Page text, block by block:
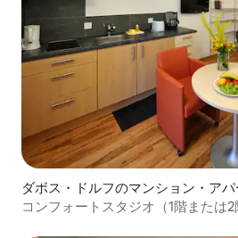
ダボス・ドルフのマンション・アパ
コンフォートスタジオ（1階または2